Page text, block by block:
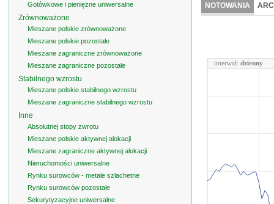
NOTOWANIA
interwał: dzienny
Gotówkowe i pieniężne uniwersalne
Zrównoważone
Mieszane polskie zrównoważone
Mieszane polskie pozostałe
Mieszane zagraniczne zrównoważone
Mieszane zagraniczne pozostałe
Stabilnego wzrostu
Mieszane polskie stabilnego wzrostu
Mieszane zagraniczne stabilnego wzrostu
Inne
Absolutnej stopy zwrotu
Mieszane polskie aktywnej alokacji
Mieszane zagraniczne aktywnej alokacji
Nieruchomości uniwersalne
Rynku surowców - metale szlachetne
Rynku surowców pozostałe
Sekurytyzacyjne uniwersalne